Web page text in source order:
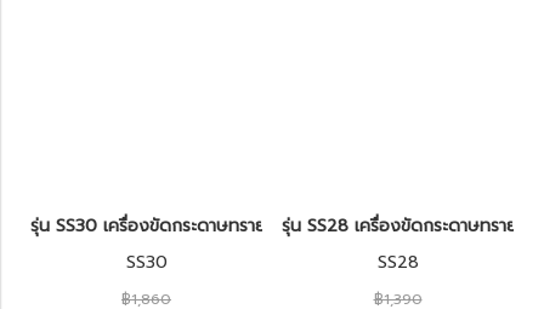
รุ่น SS30 เครื่องขัดกระดาษทรายทรงกลม 5"(125มม.) 300W. [ปรับรอ
SS30
฿1,860
รุ่น SS28 เครื่องขัดกระดาษทรายเห
SS28
฿1,390